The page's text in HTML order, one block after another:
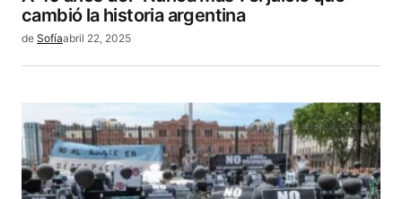
cambió la historia argentina
de Sofíaabril 22, 2025